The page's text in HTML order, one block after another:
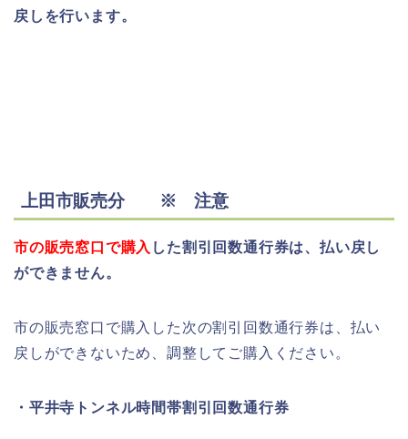
戻しを行います。
上田市販売分 ※ 注意
市の販売窓口で購入 した割引回数通行券は、払い戻し
ができません。
市の販売窓口で購入した次の割引回数通行券は、払い
戻しができないため、調整してご購入ください。
・平井寺トンネル時間帯割引回数通行券